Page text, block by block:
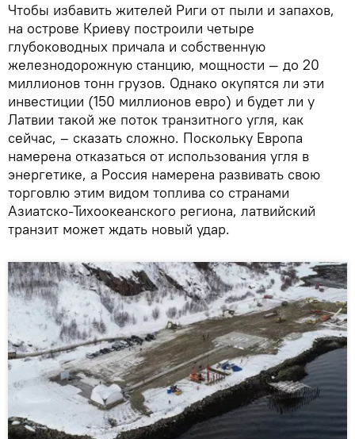
Чтобы избавить жителей Риги от пыли и запахов,
на острове Криеву построили четыре
глубоководных причала и собственную
железнодорожную станцию, мощности — до 20
миллионов тонн грузов. Однако окупятся ли эти
инвестиции (150 миллионов евро) и будет ли у
Латвии такой же поток транзитного угля, как
сейчас, – сказать сложно. Поскольку Европа
намерена отказаться от использования угля в
энергетике, а Россия намерена развивать свою
торговлю этим видом топлива со странами
Азиатско-Тихоокеанского региона, латвийский
транзит может ждать новый удар.